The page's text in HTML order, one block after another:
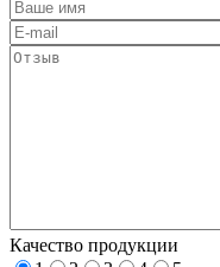
Качество продукции